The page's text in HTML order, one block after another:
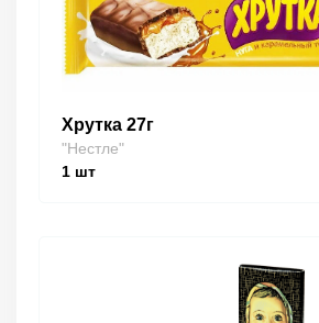
Хрутка 27г
"Нестле"
1 шт